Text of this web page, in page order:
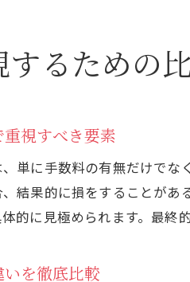
るための
視すべき要素
単に手数料の有無だけで
結果的に損をすることが
的に見極められます。最終
を徹底比較